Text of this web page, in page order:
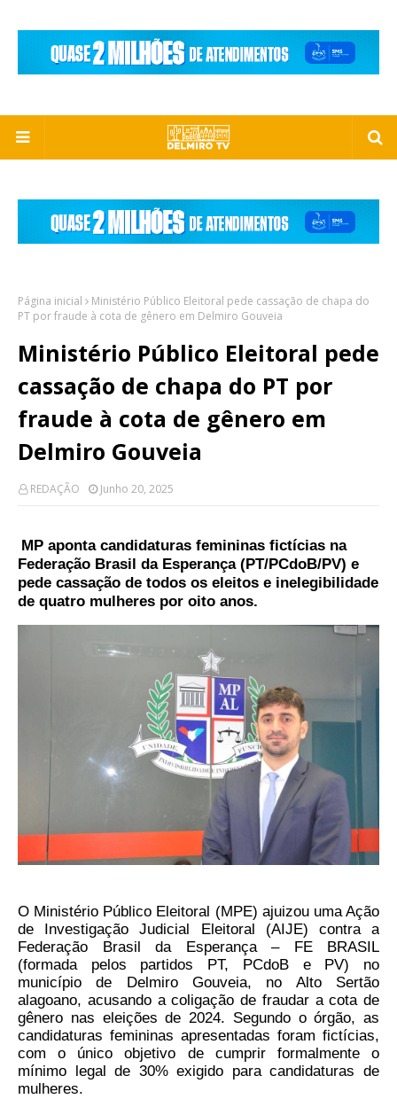
Página inicial
Ministério Público Eleitoral pede cassação de chapa do
PT por fraude à cota de gênero em Delmiro Gouveia
Ministério Público Eleitoral pede
cassação de chapa do PT por
fraude à cota de gênero em
Delmiro Gouveia
REDAÇÃO Junho 20, 2025
MP aponta candidaturas femininas fictícias na
Federação Brasil da Esperança (PT/PCdoB/PV) e
pede cassação de todos os eleitos e inelegibilidade
de quatro mulheres por oito anos.
O Ministério Público Eleitoral (MPE) ajuizou uma Ação
de Investigação Judicial Eleitoral (AIJE) contra a
Federação Brasil da Esperança – FE BRASIL
(formada pelos partidos PT, PCdoB e PV) no
município de Delmiro Gouveia, no Alto Sertão
alagoano, acusando a coligação de fraudar a cota de
gênero nas eleições de 2024. Segundo o órgão, as
candidaturas femininas apresentadas foram fictícias,
com o único objetivo de cumprir formalmente o
mínimo legal de 30% exigido para candidaturas de
mulheres.